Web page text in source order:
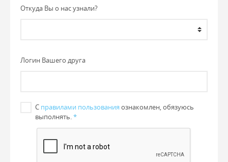
Откуда Вы о нас узнали?
Логин Вашего друга
С правилами пользования ознакомлен, обязуюсь
выполнять.*